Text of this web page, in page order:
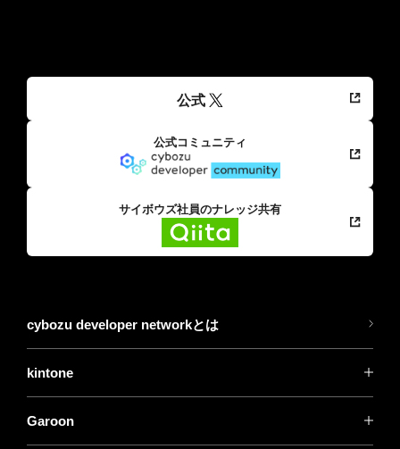
公式
公式コミュニティ
サイボウズ社員のナレッジ共有
cybozu developer networkとは
kintone
Garoon